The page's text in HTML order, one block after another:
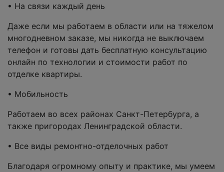
• На связи каждый день
Даже если мы работаем в области или на тяжелом
многодневном заказе, мы никогда не выключаем
телефон и готовы дать бесплатную консультацию
онлайн по технологии и стоимости работ по
отделке квартиры.
• Мобильность
Работаем во всех районах Санкт-Петербурга, а
также пригородах Ленинградской области.
• Все виды ремонтно-отделочных работ
Благодаря огромному опыту и практике, мы умеем